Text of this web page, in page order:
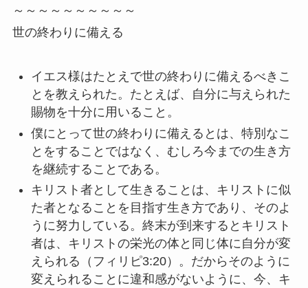
～～～～～～～～～～
世の終わりに備える
イエス様はたとえで世の終わりに備えるべきこ
とを教えられた。たとえば、自分に与えられた
賜物を十分に用いること。
僕にとって世の終わりに備えるとは、特別なこ
とをすることではなく、むしろ今までの生き方
を継続することである。
キリスト者として生きることは、キリストに似
た者となることを目指す生き方であり、そのよ
うに努力している。終末が到来するとキリスト
者は、キリストの栄光の体と同じ体に自分が変
えられる（フィリピ3:20）。だからそのように
変えられることに違和感がないように、今、キ